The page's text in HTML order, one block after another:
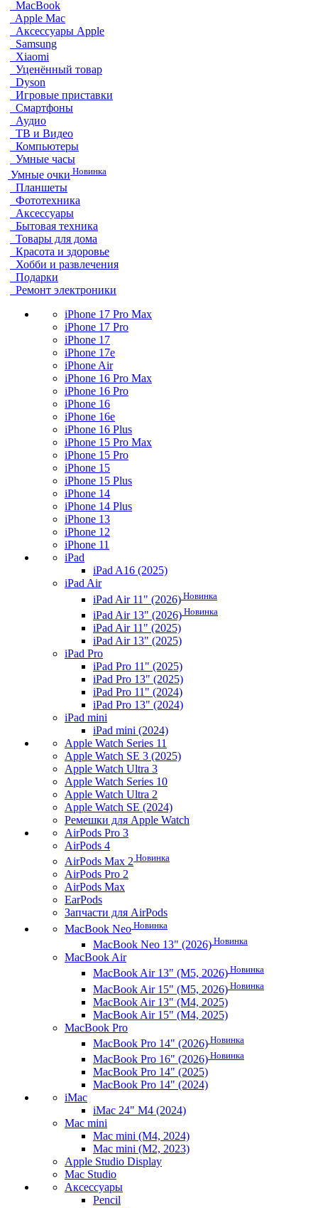
MacBook
Apple Mac
Аксессуары Apple
Samsung
Xiaomi
Уценённый товар
Dyson
Игровые приставки
Смартфоны
Аудио
ТВ и Видео
Компьютеры
Умные часы
Умные очки Новинка
Планшеты
Фототехника
Аксессуары
Бытовая техника
Товары для дома
Красота и здоровье
Хобби и развлечения
Подарки
Ремонт электроники
iPhone 17 Pro Max
iPhone 17 Pro
iPhone 17
iPhone 17e
iPhone Air
iPhone 16 Pro Max
iPhone 16 Pro
iPhone 16
iPhone 16e
iPhone 16 Plus
iPhone 15 Pro Max
iPhone 15 Pro
iPhone 15
iPhone 15 Plus
iPhone 14
iPhone 14 Plus
iPhone 13
iPhone 12
iPhone 11
iPad
iPad A16 (2025)
iPad Air
iPad Air 11" (2026) Новинка
iPad Air 13" (2026) Новинка
iPad Air 11" (2025)
iPad Air 13" (2025)
iPad Pro
iPad Pro 11" (2025)
iPad Pro 13" (2025)
iPad Pro 11" (2024)
iPad Pro 13" (2024)
iPad mini
iPad mini (2024)
Apple Watch Series 11
Apple Watch SE 3 (2025)
Apple Watch Ultra 3
Apple Watch Series 10
Apple Watch Ultra 2
Apple Watch SE (2024)
Ремешки для Apple Watch
AirPods Pro 3
AirPods 4
AirPods Max 2 Новинка
AirPods Pro 2
AirPods Max
EarPods
Запчасти для AirPods
MacBook Neo Новинка
MacBook Neo 13" (2026) Новинка
MacBook Air
MacBook Air 13" (M5, 2026) Новинка
MacBook Air 15" (M5, 2026) Новинка
MacBook Air 13" (M4, 2025)
MacBook Air 15" (M4, 2025)
MacBook Pro
MacBook Pro 14" (2026) Новинка
MacBook Pro 16" (2026) Новинка
MacBook Pro 14" (2025)
MacBook Pro 14" (2024)
iMac
iMac 24" M4 (2024)
Mac mini
Mac mini (M4, 2024)
Mac mini (M2, 2023)
Apple Studio Display
Mac Studio
Аксессуары
Pencil